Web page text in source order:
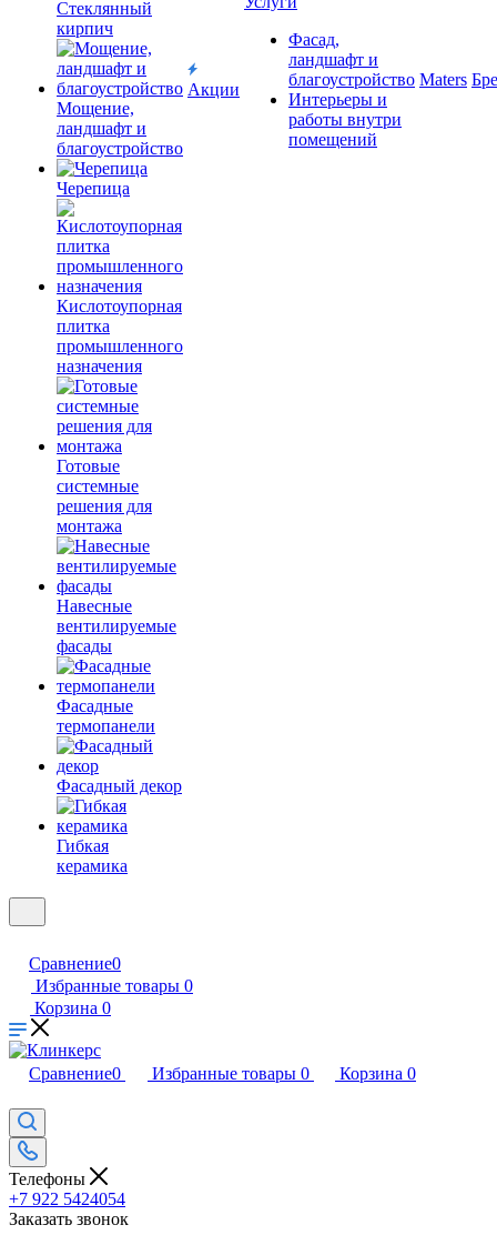
Cтеклянный
кирпич
Мощение,
ландшафт и
благоустройство
Черепица
Кислотоупорная
плитка
промышленного
назначения
Готовые
системные
решения для
монтажа
Навесные
вентилируемые
фасады
Фасадные
термопанели
Фасадный декор
Гибкая
керамика
Акции
Фасад,
ландшафт и
благоустройство
Интерьеры и
работы внутри
помещений
Maters
Сравнение0
Избранные товары 0
Корзина 0
Сравнение0 Избранные товары 0 Корзина 0
Телефоны
+7 922 5424054
Заказать звонок